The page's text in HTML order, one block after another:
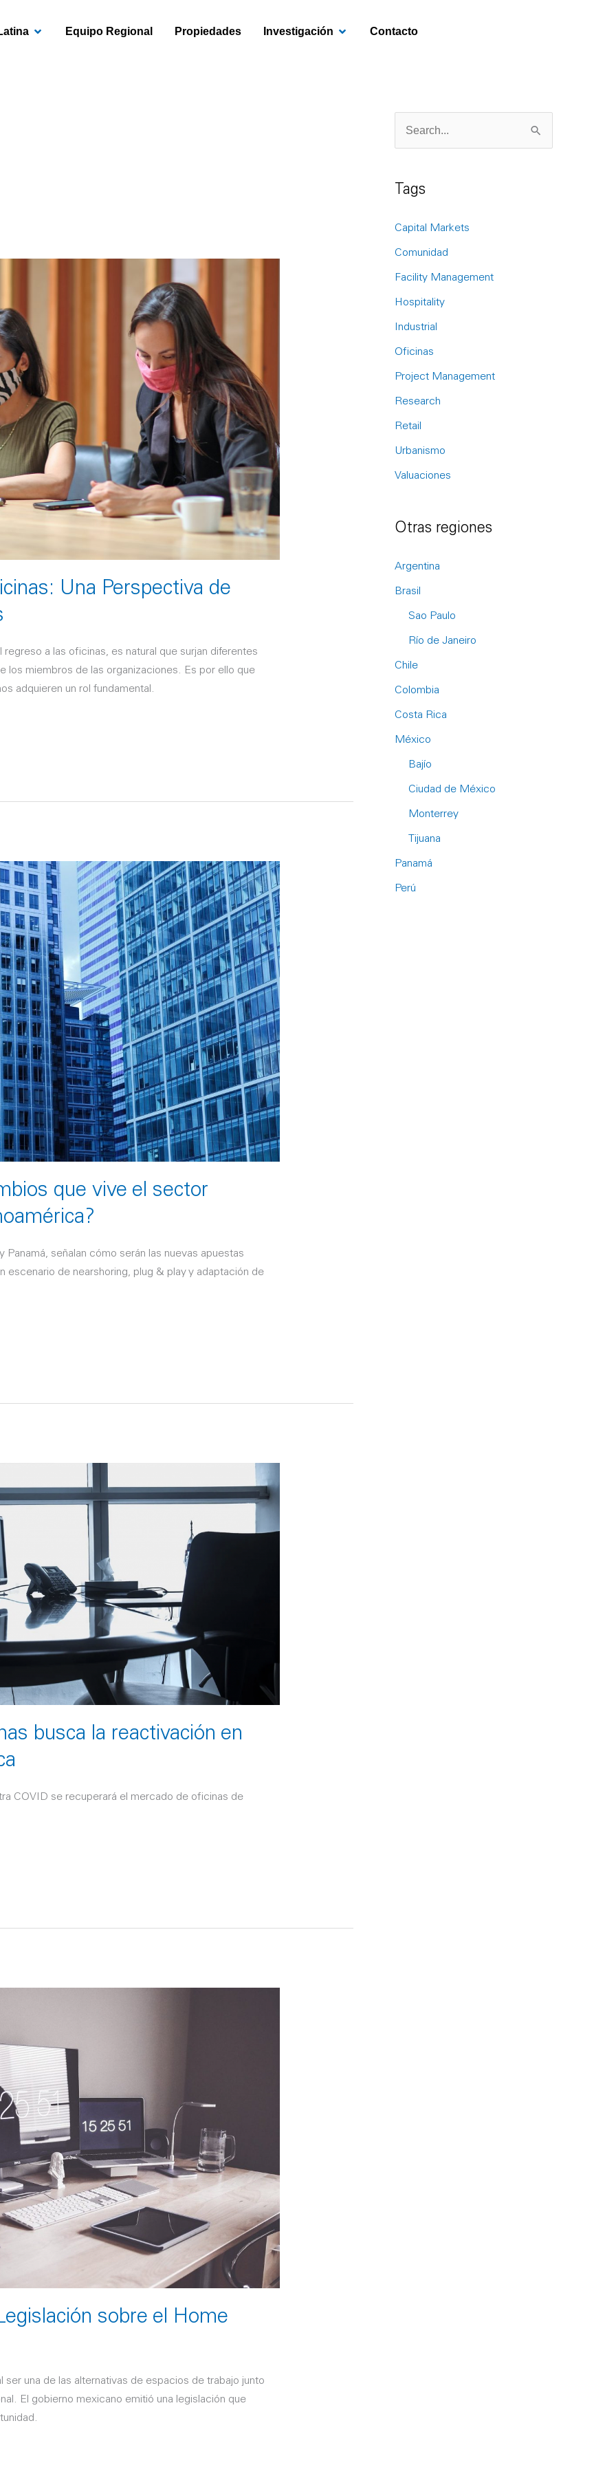
OPEN AMÉRICA LATINA
Equipo Regional Propiedades Investigación OPEN INVESTIGACIÓN
Contacto
Una Perspectiva de
a las oficinas, es natural que surjan diferentes
los miembros de las organizaciones. Es por ello que
adquieren un rol fundamental.
que vive el sector
Panamá, señalan cómo serán las nuevas apuestas
escenario de nearshoring, plug & play y adaptación de
busca la reactivación en
COVID se recuperará el mercado de oficinas de
sobre el Home
ser una de las alternativas de espacios de trabajo junto
El gobierno mexicano emitió una legislación que
a
c
h
Tags
Capital Markets
Comunidad
Facility Management
Hospitality
Industrial
Oficinas
Project Management
Research
Retail
Urbanismo
Valuaciones
Otras regiones
Argentina
Brasil
Sao Paulo
Río de Janeiro
Chile
Colombia
Costa Rica
México
Bajío
Ciudad de México
Monterrey
Tijuana
Panamá
Perú